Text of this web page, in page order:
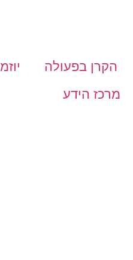
הקרן בפעולה
מרכז הידע